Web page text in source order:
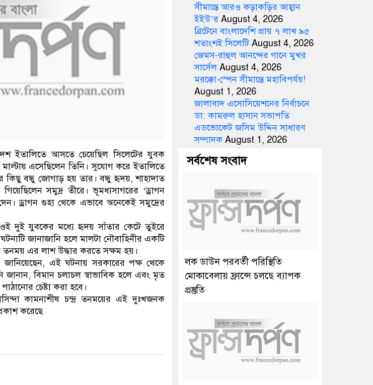
ইতালিতে আসতে চেয়েছিল সিলেটের যুবক
এসেছিলেন তিনি। সুযোগ করে ইতালিতে
বন্ধু জোগাড় হয় তার। বন্ধু হৃদয়, শাহাদাত
সমুদ্র তীরে। ভূমধ্যসাগরের ‘ড্রাগন
ড্রাগন গুহা থেকে এভাবে অনেকেই সমুদ্রের
ওই দুই যুবকের মধ্যে হৃদয় সাঁতার কেটে তুইরে
জানাজানি হলে মালটা নৌবাহিনীর একটি
তনময় এর লাশ উদ্ধার করতে সক্ষম হয়।
এই ঘটনায় সরকারের পক্ষ থেকে
জানান, বিমান চলাচল স্বাভাবিক হলে এবং মৃত
চেষ্টা করা হবে।
কামনাশীষ চন্দ্র তনময়ের এই দুঃখজনক
করেছে
সীমান্তে আরও কড়াকড়ির আহ্বান
ইইউ’র August 4, 2026
ব্রিটেনে বাংলাদেশি প্রায় ৭ লাখ ৯৫
শতাংশই সিলেটি August 4, 2026
জেমস-রাহুল আনন্দের গানে মুখর
সার্সেল August 4, 2026
মরক্কো-স্পেন সীমান্তে মহাবিপর্যয়!
August 1, 2026
জালাবাদ এসোসিয়েশনের নির্বাচনে
ডা: কামরুল হাসান সভাপতি
এডভোকেট জসিম উদ্দিন সাধারণ
সম্পাদক August 1, 2026
সর্বশেষ সংবাদ
লক ডাউন পরবর্তী পরিস্থিতি
মোকাবেলায় ফ্রান্সে চলছে ব্যাপক
প্রস্তুতি